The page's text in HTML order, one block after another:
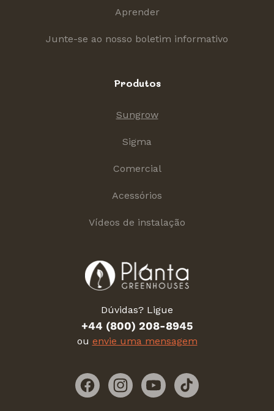
Aprender
Junte-se ao nosso boletim informativo
Produtos
Sungrow
Sigma
Comercial
Acessórios
Vídeos de instalação
Dúvidas? Ligue
+44 (800) 208-8945
ou envie uma mensagem
FacebookInstagramYouTubeTikTok